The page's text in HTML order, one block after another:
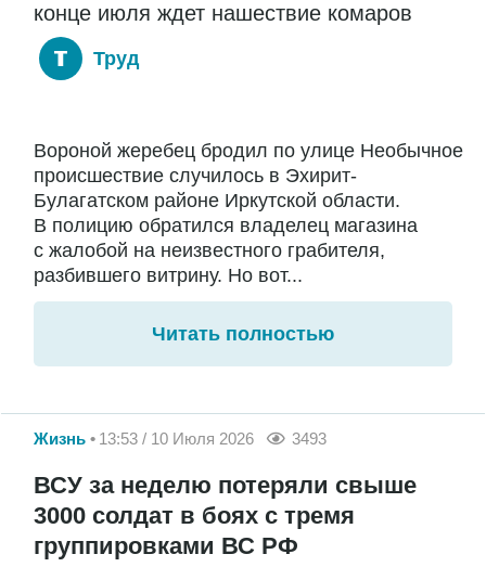
конце июля ждет нашествие комаров
Труд
Вороной жеребец бродил по улице Необычное
происшествие случилось в Эхирит-
Булагатском районе Иркутской области.
В полицию обратился владелец магазина
с жалобой на неизвестного грабителя,
разбившего витрину. Но вот...
Читать полностью
Жизнь 13:53 / 10 Июля 2026 3493
ВСУ за неделю потеряли свыше
3000 солдат в боях с тремя
группировками ВС РФ